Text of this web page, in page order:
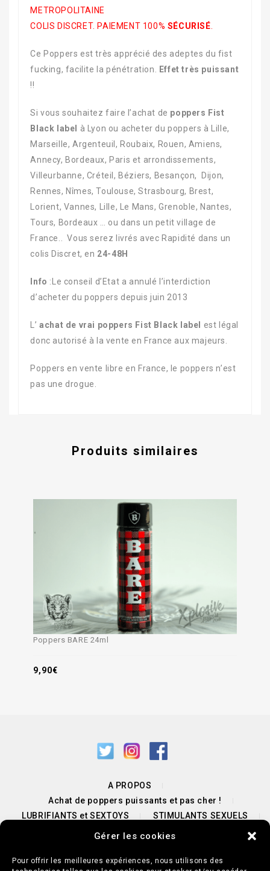
Gérer les cookies
Pour offrir les meilleures expériences, nous utilisons des
METROPOLITAINE
COLIS DISCRET. PAIEMENT 100% SÉCURISÉ
Ce Poppers est très apprécié des adeptes du fist
fucking, facilite la pénétration. Effet très puissant
!!
Si vous souhaitez faire l’achat de poppers Fist
Black label à Lyon ou acheter du poppers à Lille,
Marseille, Argenteuil, Roubaix, Rouen, Amiens,
Annecy, Bordeaux, Paris et arrondissements,
Villeurbanne, Créteil, Béziers, Besançon, Dijon,
Rennes, Nîmes, Toulouse, Strasbourg, Brest,
Lorient, Vannes, Lille, Le Mans, Grenoble, Nantes,
Tours, Bordeaux … ou dans un petit village de
France.. Vous serez livrés avec Rapidité dans un
colis Discret, en 24-48H
Info :Le conseil d’Etat a annulé l’interdiction
d’acheter du poppers depuis juin 2013
L’achat de vrai poppers Fist Black label est légal
donc autorisé à la vente en France aux majeurs.
Poppers en vente libre en France, le poppers n’est
pas une drogue.
Produits similaires
Poppers BARE 24ml
9,90€
A PROPOS
Achat de poppers puissants et pas cher !
LUBRIFIANTS et SEXTOYS
STIMULANTS SEXUELS
PROMOTIONS POPPERS & SEXTOYS